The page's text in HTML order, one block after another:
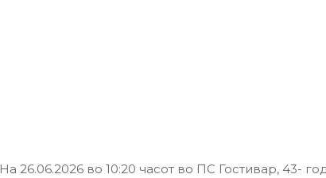
На 26.06.2026 во 10:20 часот во ПС Гостивар, 43-